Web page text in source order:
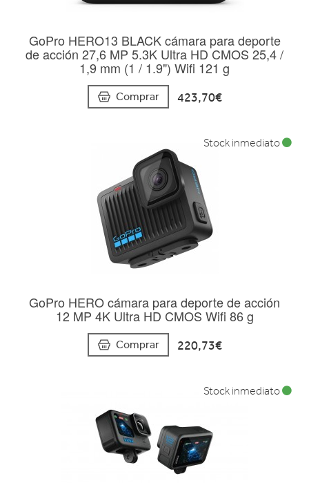
GoPro HERO13 BLACK cámara para deporte
de acción 27,6 MP 5.3K Ultra HD CMOS 25,4 /
1,9 mm (1 / 1.9") Wifi 121 g
Comprar 423,70€
GoPro HERO cámara para deporte de acción
12 MP 4K Ultra HD CMOS Wifi 86 g
Comprar 220,73€
Stock inmediato
Stock inmediato